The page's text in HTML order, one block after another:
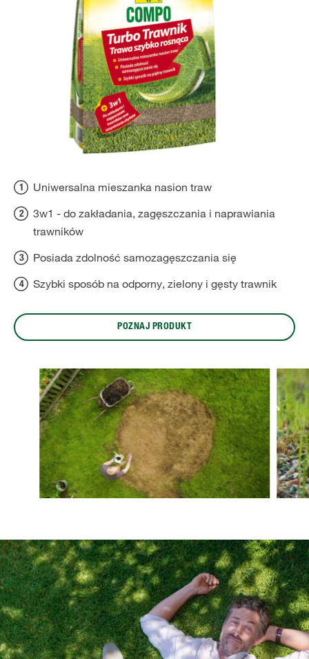
Uniwersalna mieszanka nasion traw
3w1 - do zakładania, zagęszczania i naprawiania
trawników
Posiada zdolność samozagęszczania się
Szybki sposób na odporny, zielony i gęsty trawnik
POZNAJ PRODUKT